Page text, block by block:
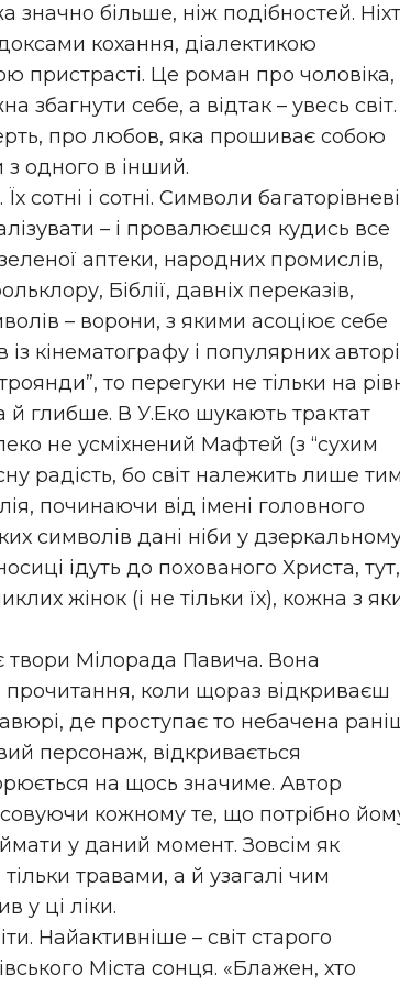
значно більше, ніж подібностей.
кохання, діалектикою
пристрасті. Це роман про чоловіка,
збагнути себе, а відтак – увесь світ.
про любов, яка прошиває собою
з одного в інший.
сотні і сотні. Символи
– і провалюєшся кудись все
зеленої аптеки, народних промислів,
Біблії, давніх переказів,
– ворони, з якими асоціює себе
кінематографу і популярних
то перегуки не тільки на
й глибше. В У.Еко шукають трактат
не усміхнений Мафтей (з “сухим
радість, бо світ належить лише
починаючи від імені головного
символів дані ніби у
ідуть до похованого Христа, тут,
жінок (і не тільки їх), кожна з
Мілорада Павича. Вона
коли щораз відкриваєш
де проступає то небачена
персонаж, відкривається
на щось значиме. Автор
кожному те, що потрібно
у даний момент. Зовсім як
травами, а й узагалі чим
у ці ліки.
Найактивніше – світ старого
Міста сонця. «Блажен, хто